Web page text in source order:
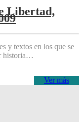
Libertad,
y textos en los que se
historia…
Ver más